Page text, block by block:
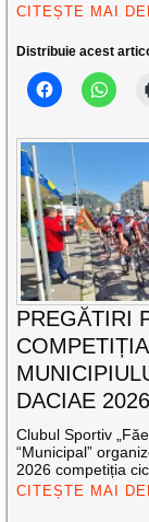
CITEȘTE MAI
Distribuie acest
PREGĂTIRI
DACIAE
Clubul Sportiv
“Municipal”
2026 competiția
CITEȘTE MAI